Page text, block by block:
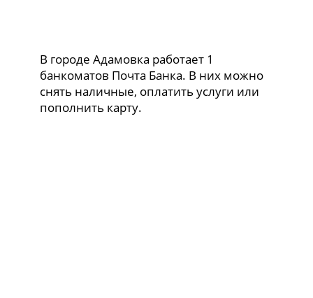
В городе Адамовка работает 1
банкоматов Почта Банка. В них можно
снять наличные, оплатить услуги или
пополнить карту.